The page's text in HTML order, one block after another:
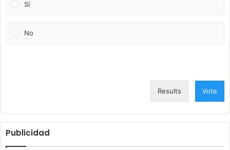
Sí
No
Results Vote
Publicidad